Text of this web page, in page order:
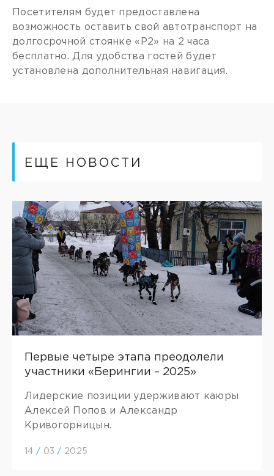
Посетителям будет предоставлена
возможность оставить свой автотранспорт на
долгосрочной стоянке «Р2» на 2 часа
бесплатно. Для удобства гостей будет
установлена дополнительная навигация.
ЕЩЕ НОВОСТИ
Первые четыре этапа преодолели
участники «Берингии – 2025»
Лидерские позиции удерживают каюры
Алексей Попов и Александр
Кривогорницын.
14 / 03 / 2025